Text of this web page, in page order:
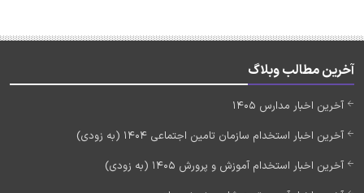
آخرین مطالب وبلاگ
آخرین اخبار مدارس 1405
آخرین اخبار استخدام سازمان تامین اجتماعی 1404 (به زودی)
آخرین اخبار استخدام آموزش و پرورش 1405 (به زودی)